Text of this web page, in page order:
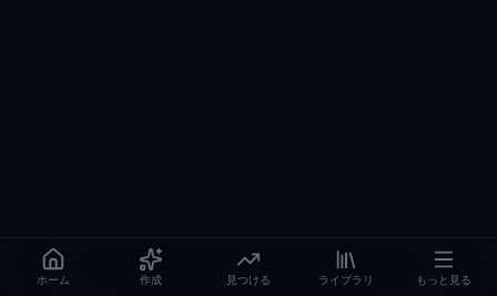
ホーム 作成 見つける ライブラリ もっと見る